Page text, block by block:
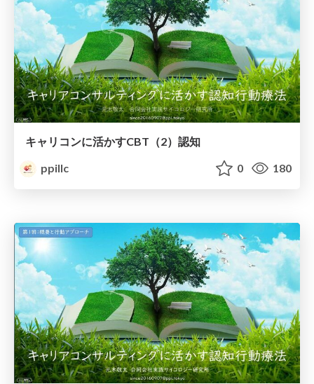
キャリコンに活かすCBT（2）認知
ppillc
0 180